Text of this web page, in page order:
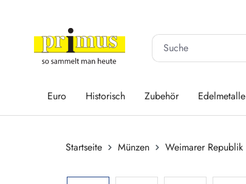
Euro Historisch Zubehör Edelmetalle
Startseite Münzen Weimarer Republik